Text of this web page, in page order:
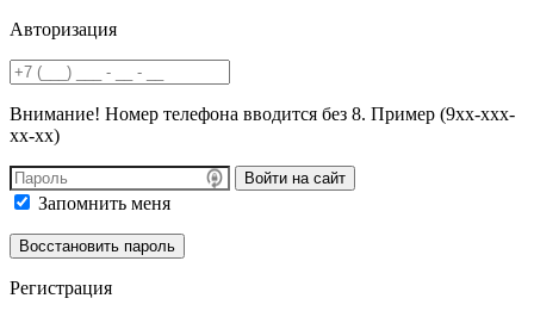
Авторизация
Внимание! Номер телефона вводится без 8. Пример (9хх-ххх-
хх-хх)
Войти на сайт
Запомнить меня
Регистрация